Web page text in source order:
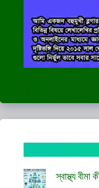
স্বাস্থ্য